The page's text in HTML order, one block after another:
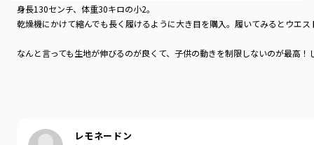
身長130センチ、体重30キロの小2。
乾燥機にかけて縮んでも長く履けるように大き目を購入。履いてみるとウエ
なんと言っても生地が伸びるのが良くて、子供の動きを制限しないのが最高
うちは下の子が2歳児で5歳差兄弟。
サイズ展開が幅広いため、お揃いの服があるのが大変嬉しい。男の子の服
レモネードン
■素材■
程よい厚みの綿100％インレイ生地
『毎日着て欲しい』